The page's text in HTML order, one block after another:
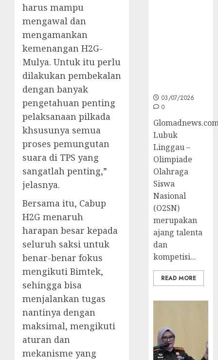
harus mampu
mengawal dan
mengamankan
kemenangan H2G-
Mulya. Untuk itu perlu
dilakukan pembekalan
dengan banyak
pengetahuan penting
pelaksanaan pilkada
khsusunya semua
proses pemungutan
suara di TPS yang
sangatlah penting,”
jelasnya.
Bersama itu, Cabup
H2G menaruh
harapan besar kepada
seluruh saksi untuk
benar-benar fokus
mengikuti Bimtek,
sehingga bisa
menjalankan tugas
nantinya dengan
maksimal, mengikuti
aturan dan
mekanisme yang
03/07/2026
0
Lubuk
Linggau –
Olimpiade
Olahraga
Siswa
Nasional
(O2SN)
merupakan
ajang talenta
dan
kompetisi...
READ MORE